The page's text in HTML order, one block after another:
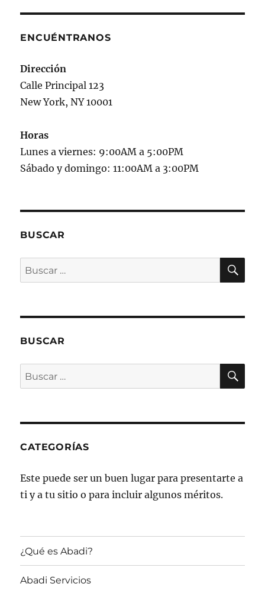
ENCUÉNTRANOS
Dirección
Calle Principal 123
New York, NY 10001
Horas
Lunes a viernes: 9:00AM a 5:00PM
Sábado y domingo: 11:00AM a 3:00PM
BUSCAR
Buscar
por:
BUSCAR
Buscar
por:
CATEGORÍAS
Este puede ser un buen lugar para presentarte a
ti y a tu sitio o para incluir algunos méritos.
¿Qué es Abadi?
Abadi Servicios